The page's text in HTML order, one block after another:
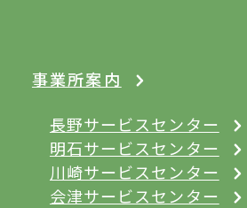
事業所案内
長野サービスセンター
明石サービスセンター
川崎サービスセンター
会津サービスセンター